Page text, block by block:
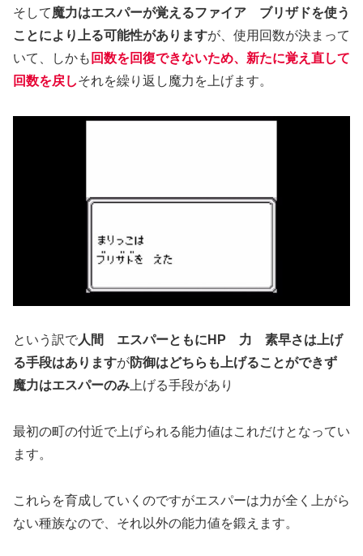
そして魔力はエスパーが覚えるファイア ブリザドを使う
ことにより上る可能性がありますが、使用回数が決まって
いて、しかも 回数を回復できないため、新たに覚え直して
回数を戻しそれを繰り返し魔力を上げます。
という訳で人間 エスパーともにHP 力 素早さは上げ
る手段はありますが防御はどちらも上げることができず
魔力はエスパーのみ上げる手段があり
最初の町の付近で上げられる能力値はこれだけとなってい
ます。
これらを育成していくのですがエスパーは力が全く上がら
ない種族なので、それ以外の能力値を鍛えます。